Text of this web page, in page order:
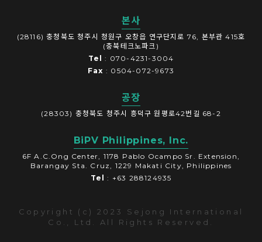
본사
(28116) 충청북도 청주시 청원구 오창읍 연구단지로 76, 본부관 415호
(충북테크노파크)
Tel: 070-4231-3004
Fax : 0504-072-9673
공장
(28303) 충청북도 청주시 흥덕구 원평로42번길 68-2
BiPV Philippines, Inc.
6F A.C.Ong Center, 1178 Pablo Ocampo Sr. Extension,
Barangay Sta. Cruz, 1229 Makati City, Philippines
Tel: +63 288124935
Copyright (c) 2023 Sejong International
Co., Ltd. All Rights Reserved.